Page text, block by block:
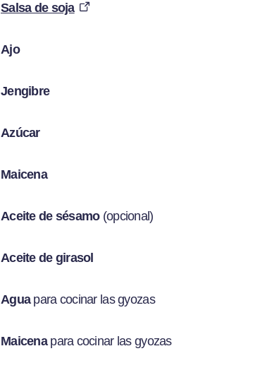
Salsa de soja
Ajo
Jengibre
Azúcar
Maicena
Aceite de sésamo (opcional)
Aceite de girasol
Agua para cocinar las gyozas
Maicena para cocinar las gyozas